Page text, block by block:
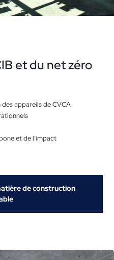
et du net zéro
appareils de CVCA
et de l’impact
de construction